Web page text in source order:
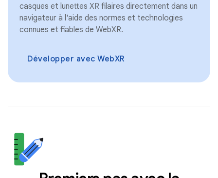
casques et lunettes XR filaires directement dans un
navigateur à l'aide des normes et technologies
connues et fiables de WebXR.
Développer avec WebXR